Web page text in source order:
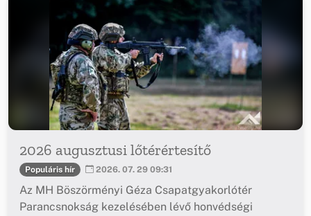
2026 augusztusi lőtérértesítő
Populáris hír 2026. 07. 29 09:31
Az MH Böszörményi Géza Csapatgyakorlótér
Parancsnokság kezelésében lévő honvédségi